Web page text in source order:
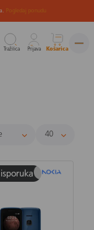
Pogledaj ponudu
Tražilica Prijava Košarica